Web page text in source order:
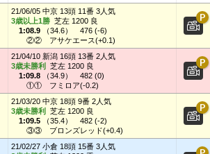
21/06/05 中京 13頭 11番 3人気
3歳以上1勝 芝左 1200 良
1:08.9 （34.6）
476 (-6)
②②
アサケエース(+0.1)
21/04/10 新潟 16頭 13番 2人気
3歳未勝利
芝左 1200 良
1:09.8 （34.9）
482 (0)
①①
フミロア(-0.2)
21/03/20 中京 18頭 9番 2人気
3歳未勝利
芝左 1200 良
1:09.5 （35.4）
482 (-2)
③③
ブロンズレッド(+0.4)
21/02/27 小倉 18頭 15番 3人気